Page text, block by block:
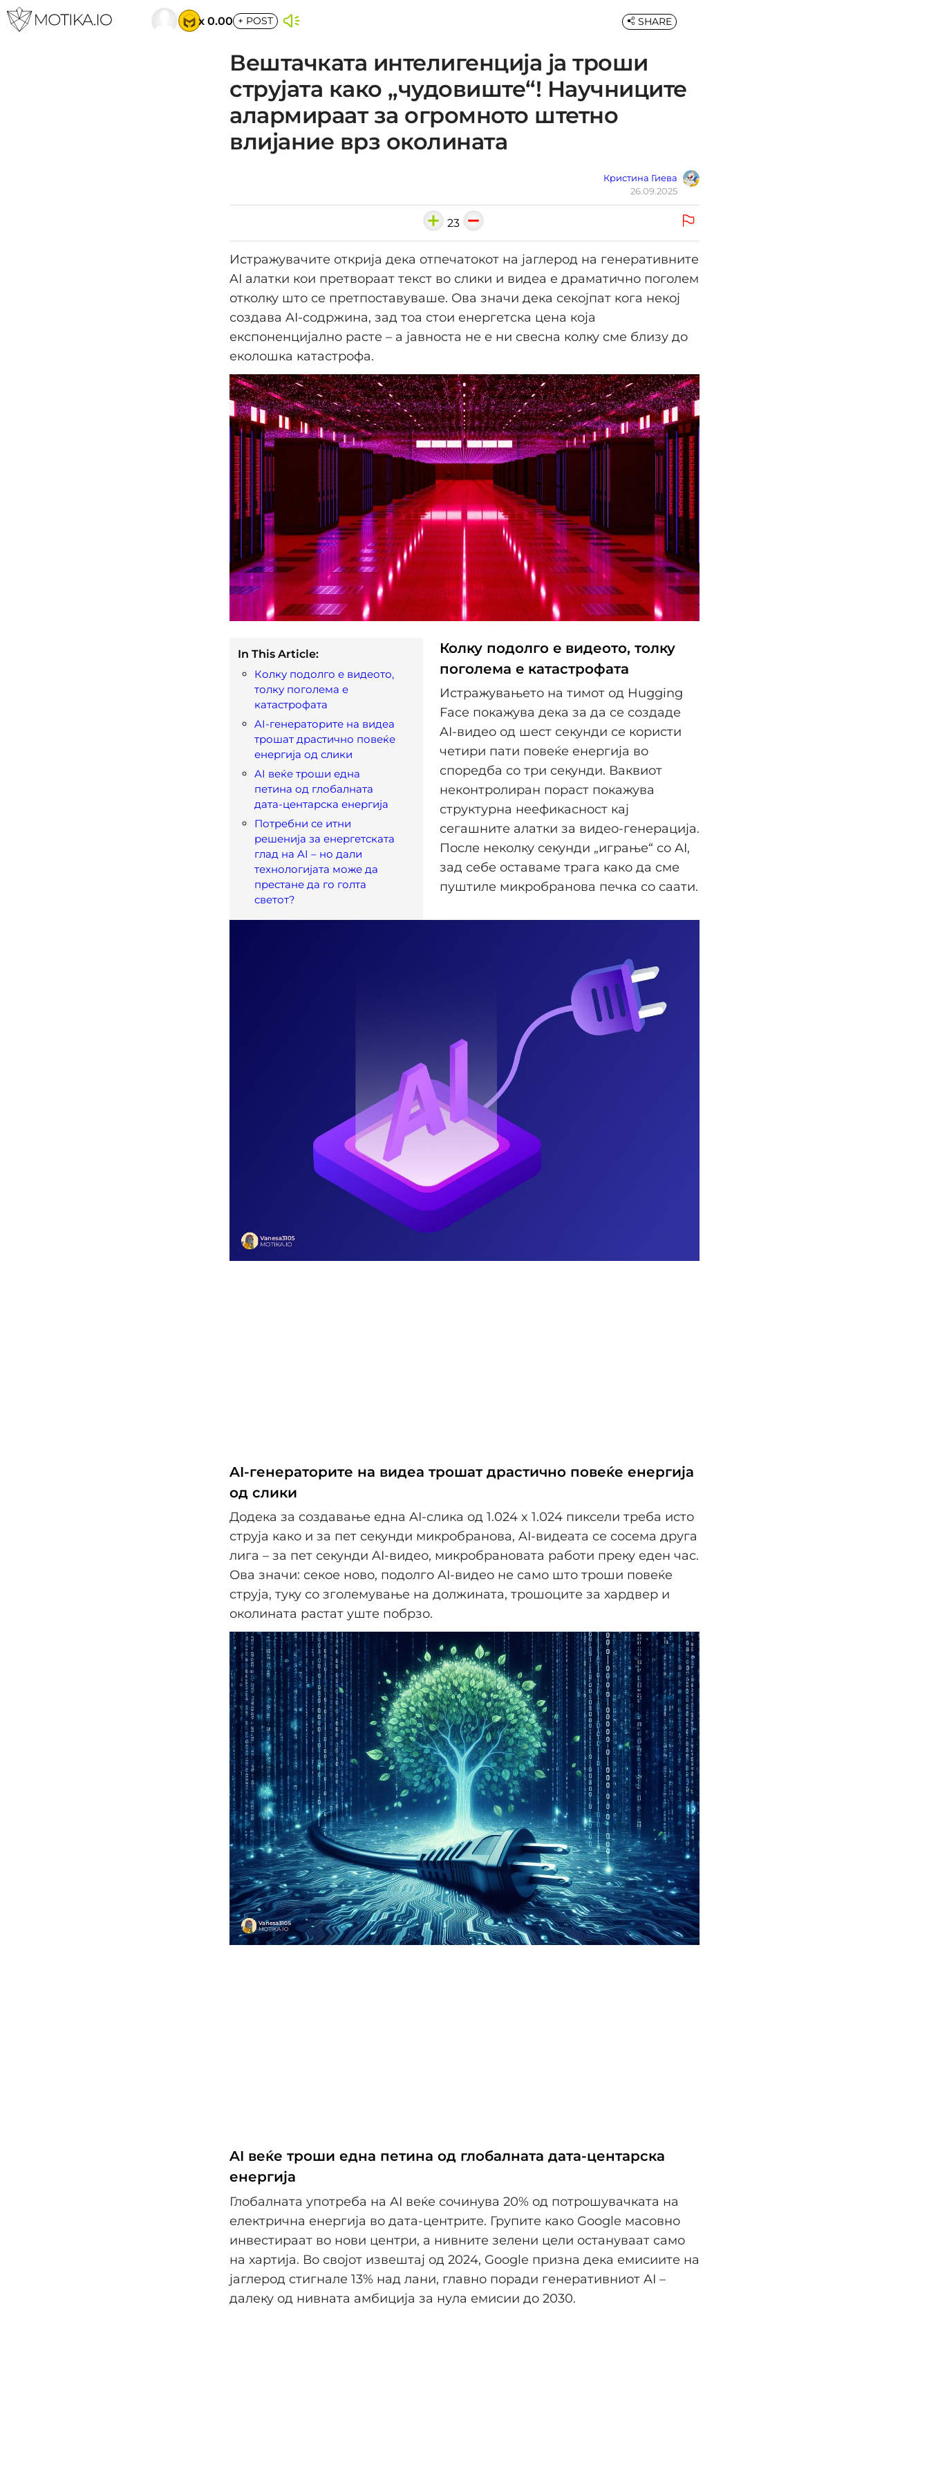
x 0.00 + POST
Вештачката интелигенција ја троши
струјата како „чудовиште“! Научниците
алармираат за огромното штетно
влијание врз околината
Кристина Гиева
26.09.2025
SHARE
23
Истражувачите открија дека отпечатокот на јаглерод на генеративните
AI алатки кои претвораат текст во слики и видеа е драматично поголем
отколку што се претпоставуваше. Ова значи дека секојпат кога некој
создава AI-содржина, зад тоа стои енергетска цена која
експоненцијално расте – а јавноста не е ни свесна колку сме близу до
еколошка катастрофа.
In This Article:
Колку подолго e видеото,
толку поголема e
катастрофата
AI-генераторите на видеа
трошат драстично повеќе
енергија од слики
AI веќе троши една
петина од глобалната
дата-центарска енергија
Потребни се итни
решенија за енергетската
глад на AI – но дали
технологијата може да
престане да го голта
светот?
Колку подолго e видеото, толку
поголема e катастрофата
Истражувањето на тимот од Hugging
Face покажува дека за да се создаде
AI-видео од шест секунди се користи
четири пати повеќе енергија во
споредба со три секунди. Ваквиот
неконтролиран пораст покажува
структурна неефикасност кај
сегашните алатки за видео-генерација.
После неколку секунди „играње“ со AI,
зад себе оставаме трага како да сме
пуштиле микробранова печка со саати.
AI-генераторите на видеа трошат драстично повеќе енергија
од слики
Додека за создавање една AI-слика од 1.024 x 1.024 пиксели треба исто
струја како и за пет секунди микробранова, AI-видеата се сосема друга
лига – за пет секунди AI-видео, микробрановата работи преку еден час.
Ова значи: секое ново, подолго AI-видео не само што троши повеќе
струја, туку со зголемување на должината, трошоците за хардвер и
околината растат уште побрзо.
AI веќе троши една петина од глобалната дата-центарска
енергија
Глобалната употреба на AI веќе сочинува 20% од потрошувачката на
електрична енергија во дата-центрите. Групите како Google масовно
инвестираат во нови центри, а нивните зелени цели остануваат само
на хартија. Во својот извештај од 2024, Google призна дека емисиите на
јаглерод стигнале 13% над лани, главно поради генеративниот AI –
далеку од нивната амбиција за нула емисии до 2030.